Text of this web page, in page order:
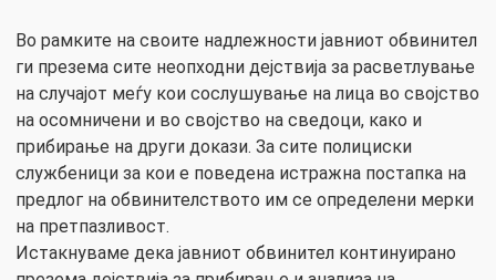
Во рамките на своите надлежности јавниот обвинител
ги презема сите неопходни дејствија за расветлување
на случајот меѓу кои сослушување на лица во својство
на осомничени и во својство на сведоци, како и
прибирање на други докази. За сите полициски
службеници за кои е поведена истражна постапка на
предлог на обвинителството им се определени мерки
на претпазливост.
Истакнуваме дека јавниот обвинител континуирано